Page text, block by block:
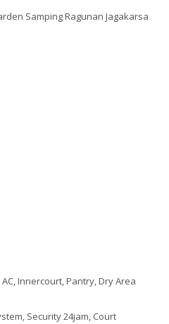
Samping Ragunan Jagakarsa
Innercourt, Pantry, Dry Area
Security 24jam, Court